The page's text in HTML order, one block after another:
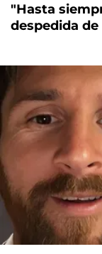
"Hasta
despedida